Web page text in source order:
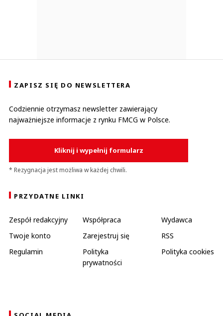
ZAPISZ SIĘ DO NEWSLETTERA
Codziennie otrzymasz newsletter zawierający
najważniejsze informacje z rynku FMCG w Polsce.
Kliknij i wypełnij formularz
* Rezygnacja jest możliwa w każdej chwili.
PRZYDATNE LINKI
Zespół redakcyjny Współpraca
Wydawca
Twoje konto
Zarejestruj się
RSS
Regulamin
Polityka
prywatności
Polityka cookies